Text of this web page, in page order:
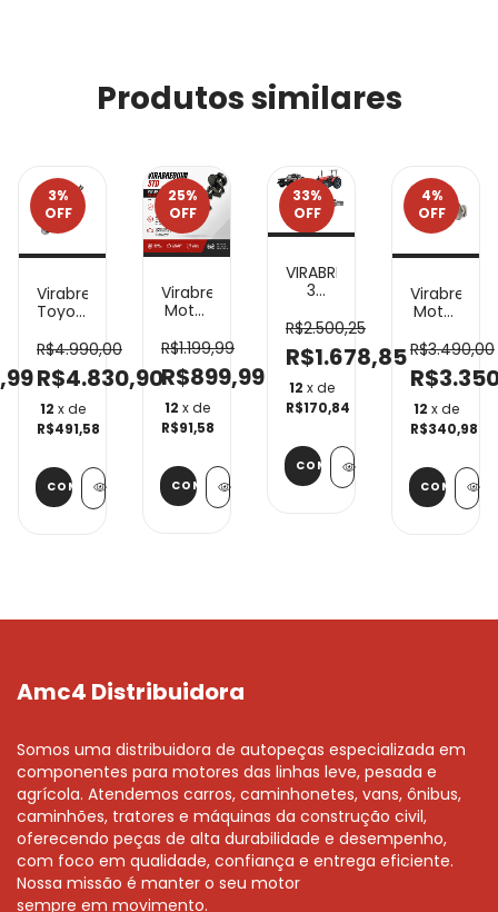
Produtos similares
3%
OFF
Virabrequim
Toyota
3.0
Diesel
VB152
R$4.990,00
R$4.830,90
12 x de
R$491,58
25%
OFF
Virabrequim
Motor
1.6 8v
Injecao
Gol
Saveiro
Std
Novo
R$1.199,99
R$899,99
12 x de
R$91,58
33%
OFF
VIRABREQUIM
3
PK4236
PK4248
Q20B
MAXION
S4
S4T
P4000T
R$2.500,25
R$1.678,85
12 x de
R$170,84
4%
OFF
Motor
2.8
Fiat
Iveco
VB244
R$3.490,00
12 x de
R$340,98
Amc4 Distribuidora
Somos uma distribuidora de autopeças especializada em
componentes para motores das linhas leve, pesada e
agrícola. Atendemos carros, caminhonetes, vans, ônibus,
caminhões, tratores e máquinas da construção civil,
oferecendo peças de alta durabilidade e desempenho,
com foco em qualidade, confiança e entrega eficiente.
Nossa missão é manter o seu motor
sempre em movimento.